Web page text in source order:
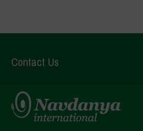
Contact Us